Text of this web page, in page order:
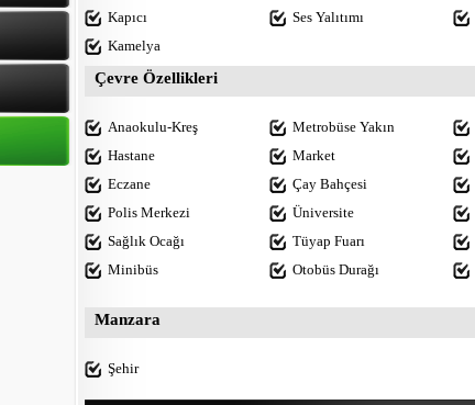
Kapıcı
Ses Yalıtımı
Kamelya
Çevre Özellikleri
Anaokulu-Kreş Metrobüse Yakın
Hastane
Market
Eczane
Çay Bahçesi
Polis Merkezi
Üniversite
Sağlık Ocağı
Tüyap Fuarı
Minibüs
Otobüs Durağı
Manzara
Şehir